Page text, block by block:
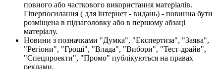
повного або часткового використання матеріалів.
Гіперпосилання ( для інтернет - видань) - повинна бути
розміщена в підзаголовку або в першому абзаці
матеріалу.
Новини з позначками "Думка", "Експертиза", "Заява",
"Регіони", "Гроші", "Влада", "Вибори", "Тест-драйв",
"Спецпроекти", "Промо" публікуються на правах
реклами.